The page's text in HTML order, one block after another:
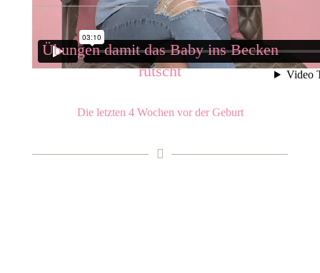
Übungen damit das Baby ins Becken
rutscht
Die letzten 4 Wochen vor der Geburt